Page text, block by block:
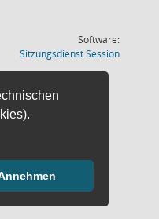
Software:
SitzungsdienstSession(Wird in